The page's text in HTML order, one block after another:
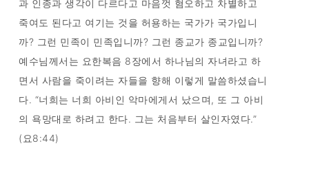
과 인종과 생각이 다르다고 마음껏 혐오하고 차별하고
죽여도 된다고 여기는 것을 허용하는 국가가 국가입니
까? 그런 민족이 민족입니까? 그런 종교가 종교입니까?
예수님께서는 요한복음 8장에서 하나님의 자녀라고 하
면서 사람을 죽이려는 자들을 향해 이렇게 말씀하셨습니
다. “너희는 너희 아비인 악마에게서 났으며, 또 그 아비
의 욕망대로 하려고 한다. 그는 처음부터 살인자였다.”
(요8:44)